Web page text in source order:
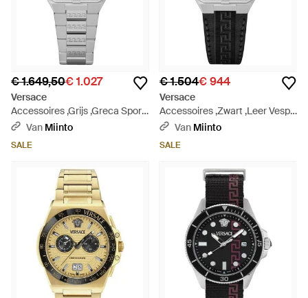
€ 1.649,50€ 1.027
Versace
Accessoires ,Grijs ,Greca Sport
Chronograph - Groen
Van Miinto
SALE
€ 1.504€ 944
Versace
Accessoires ,Zwart ,Leer Vesp
00124 Greca Sport - Metallic
Van Miinto
SALE